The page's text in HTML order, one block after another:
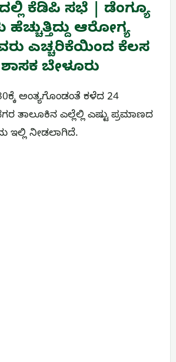
ಕೆಡಿಪಿ ಸಭೆ | ಡೆಂಗ್ಯೂ
ಹೆಚ್ಚುತ್ತಿದ್ದು ಆರೋಗ್ಯ
ಎಚ್ಚರಿಕೆಯಿಂದ ಕೆಲಸ
ಬೇಳೂರು
ಅಂತ್ಯಗೊಂಡಂತೆ ಕಳೆದ 24
ತಾಲೂಕಿನ ಎಲ್ಲೆಲ್ಲಿ ಎಷ್ಟು ಪ್ರಮಾಣದ
ಇಲ್ಲಿ ನೀಡಲಾಗಿದೆ.